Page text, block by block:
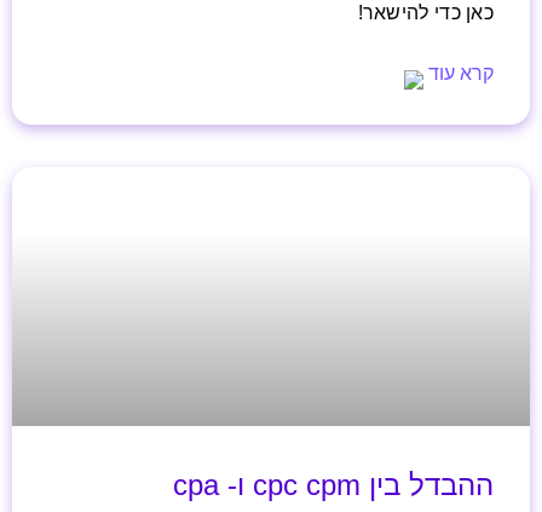
כאן כדי להישאר!
קרא עוד
ההבדל בין cpc cpm ו- cpa